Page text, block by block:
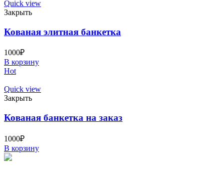
Quick view
Закрыть
Кованая элитная банкетка
1000₽
В корзину
Hot
Quick view
Закрыть
Кованая банкетка на заказ
1000₽
В корзину